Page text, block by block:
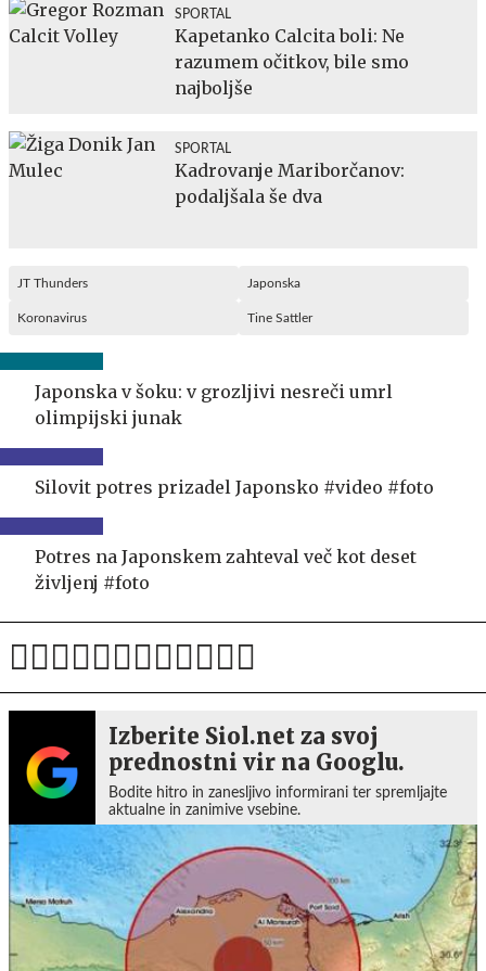
SPORTAL
Kapetanko Calcita boli: Ne
razumem očitkov, bile smo
najboljše
SPORTAL
Kadrovanje Mariborčanov:
podaljšala še dva
JT Thunders Japonska
Koronavirus Tine Sattler
Japonska v šoku: v grozljivi nesreči umrl
olimpijski junak
Silovit potres prizadel Japonsko #video #foto
Potres na Japonskem zahteval več kot deset
življenj #foto
Izberite Siol.net za svoj
prednostni vir na Googlu.
Bodite hitro in zanesljivo informirani ter spremljajte
aktualne in zanimive vsebine.